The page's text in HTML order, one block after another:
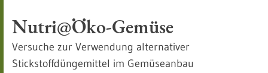
Nutri@Öko-Gemüse
Versuche zur Verwendung alternativer
Stickstoffdüngemittel im Gemüseanbau